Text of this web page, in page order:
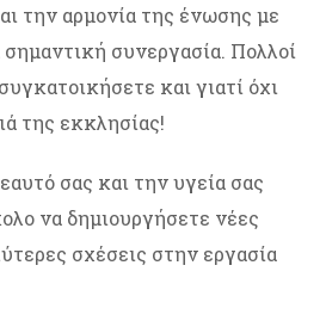
την αρμονία της ένωσης με
συνεργασία. Πολλοί
και γιατί όχι
της εκκλησίας!
σας και την υγεία σας
να δημιουργήσετε νέες
σχέσεις στην εργασία